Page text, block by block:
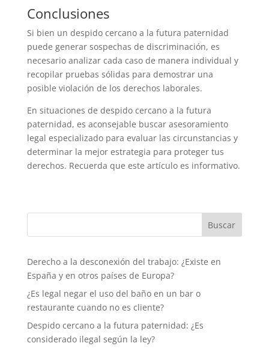
Conclusiones
Si bien un despido cercano a la futura paternidad
puede generar sospechas de discriminación, es
necesario analizar cada caso de manera individual y
recopilar pruebas sólidas para demostrar una
posible violación de los derechos laborales.
En situaciones de despido cercano a la futura
paternidad, es aconsejable buscar asesoramiento
legal especializado para evaluar las circunstancias y
determinar la mejor estrategia para proteger tus
derechos. Recuerda que este artículo es informativo.
Derecho a la desconexión del trabajo: ¿Existe en
España y en otros países de Europa?
¿Es legal negar el uso del baño en un bar o
restaurante cuando no es cliente?
Despido cercano a la futura paternidad: ¿Es
considerado ilegal según la ley?